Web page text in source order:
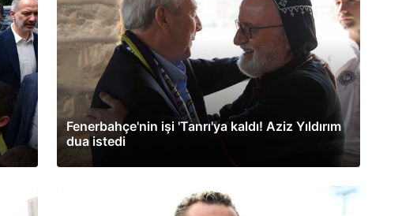
Fenerbahçe'nin işi 'Tanrı'ya kaldı! Aziz Yıldırım
dua istedi